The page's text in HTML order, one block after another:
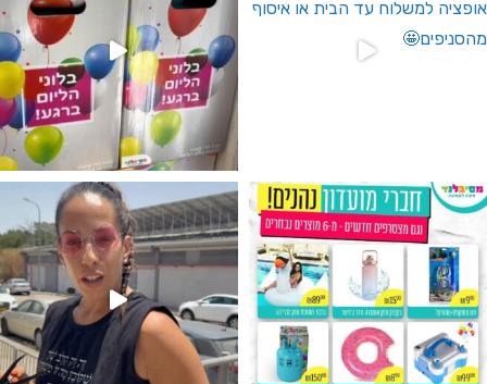
מין העובר רק במסיבלנד !! קיים